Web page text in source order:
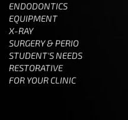
ENDODONTICS
EQUIPMENT
X-RAY
SURGERY & PERIO
STUDENT'S NEEDS
RESTORATIVE
FOR YOUR CLINIC